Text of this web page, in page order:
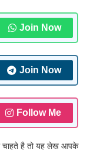
Join Now
Join Now
Follow Me
है तो यह लेख आपके